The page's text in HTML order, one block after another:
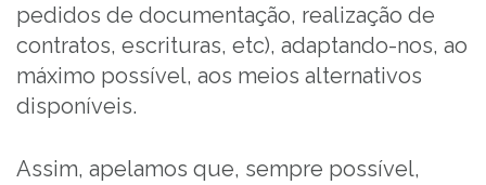
pedidos de documentação, realização de
contratos, escrituras, etc), adaptando-nos, ao
máximo possível, aos meios alternativos
disponíveis.
Assim, apelamos que, sempre possível,